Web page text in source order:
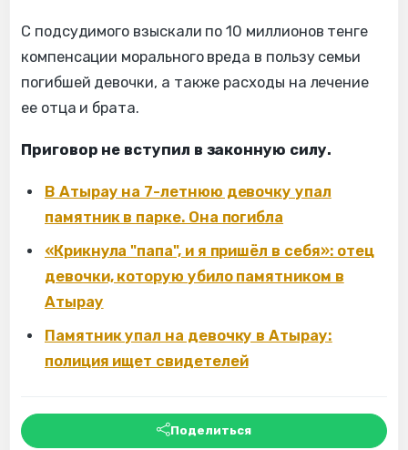
С подсудимого взыскали по 10 миллионов тенге
компенсации морального вреда в пользу семьи
погибшей девочки, а также расходы на лечение
ее отца и брата.
Приговор не вступил в законную силу.
В Атырау на 7-летнюю девочку упал
памятник в парке. Она погибла
«Крикнула "папа", и я пришёл в себя»: отец
девочки, которую убило памятником в
Атырау
Памятник упал на девочку в Атырау:
полиция ищет свидетелей
Поделиться